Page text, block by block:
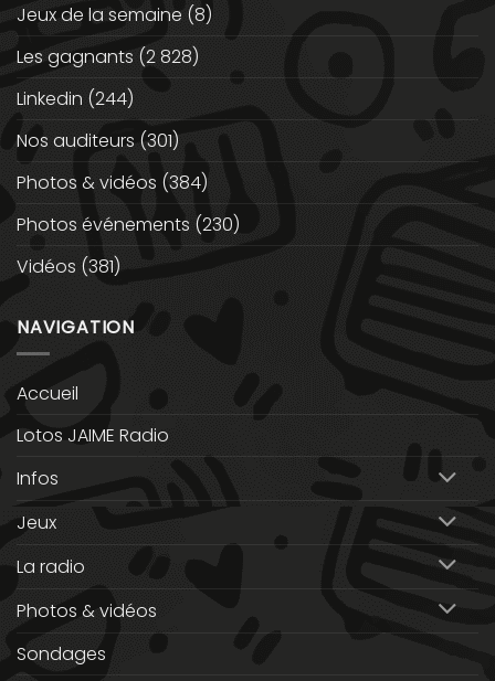
Jeux de la semaine (8)
Les gagnants (2 828)
Linkedin (244)
Nos auditeurs (301)
Photos & vidéos (384)
Photos événements (230)
Vidéos (381)
NAVIGATION
Accueil
Lotos JAIME Radio
Infos
Jeux
La radio
Photos & vidéos
Sondages